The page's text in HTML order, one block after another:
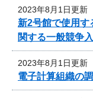
2023年8月1日更新
新2号館で使用す
関する一般競争
2023年8月1日更新
電子計算組織の